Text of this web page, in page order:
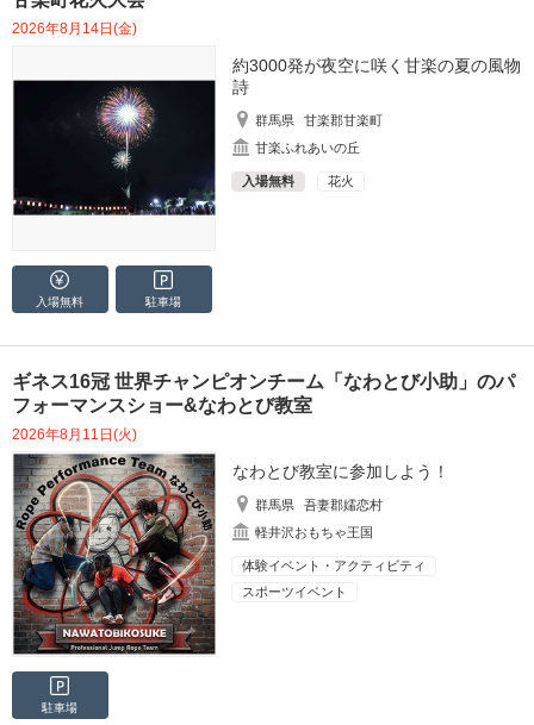
2026年8月14日(金)
約3000発が夜空に咲く甘楽の夏の風物
詩
群馬県
甘楽郡甘楽町
甘楽ふれあいの丘
入場無料 花火
入場無料 駐車場
ギネス16冠 世界チャンピオンチーム「なわとび小助」のパ
フォーマンスショー&なわとび教室
2026年8月11日(火)
なわとび教室に参加しよう！
群馬県
吾妻郡嬬恋村
軽井沢おもちゃ王国
体験イベント・アクティビティ
スポーツイベント
駐車場